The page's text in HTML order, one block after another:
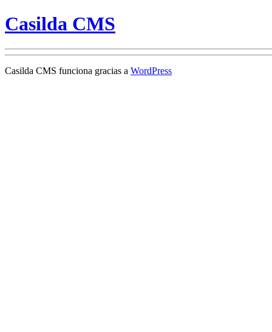
Casilda CMS
Casilda CMS funciona gracias a WordPress